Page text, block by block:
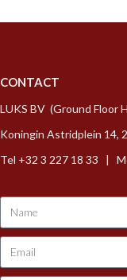
CONTACT
LUKS BV (Ground Floor
Koningin Astridplein 14,
Tel +32 3 227 18 33 |